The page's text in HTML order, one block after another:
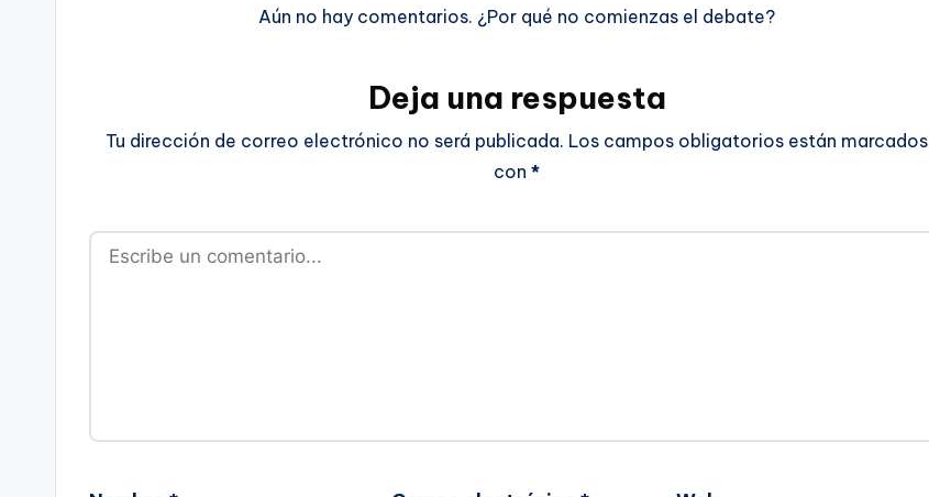
Aún no hay comentarios. ¿Por qué no comienzas el debate?
Deja una respuesta
Tu dirección de correo electrónico no será publicada. Los campos obligatorios están marcados
con*